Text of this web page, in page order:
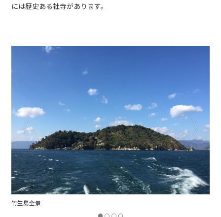
には歴史ある社寺があります。
宝厳寺 本堂（弁子天堂）